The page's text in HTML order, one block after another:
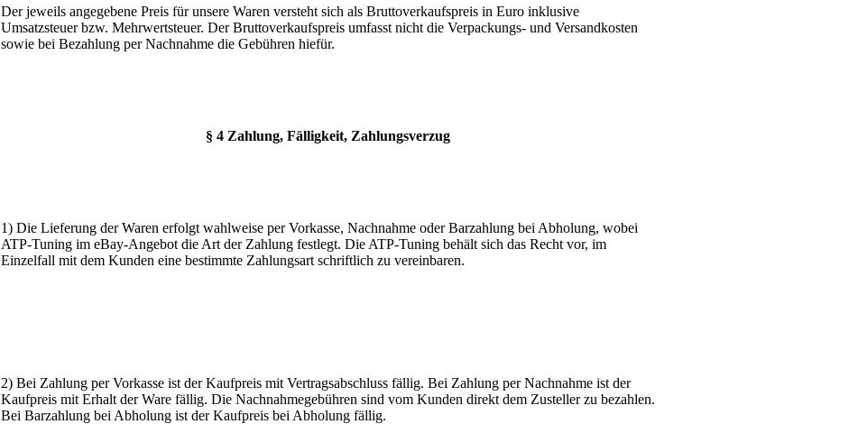
Der jeweils angegebene Preis für unsere Waren versteht sich als Bruttoverkaufspreis in Euro inklusive
Umsatzsteuer bzw. Mehrwertsteuer. Der Bruttoverkaufspreis umfasst nicht die Verpackungs- und Versandkosten
sowie bei Bezahlung per Nachnahme die Gebühren hiefür.
§ 4 Zahlung, Fälligkeit, Zahlungsverzug
1) Die Lieferung der Waren erfolgt wahlweise per Vorkasse, Nachnahme oder Barzahlung bei Abholung, wobei
ATP-Tuning im eBay-Angebot die Art der Zahlung festlegt. Die ATP-Tuning behält sich das Recht vor, im
Einzelfall mit dem Kunden eine bestimmte Zahlungsart schriftlich zu vereinbaren.
2) Bei Zahlung per Vorkasse ist der Kaufpreis mit Vertragsabschluss fällig. Bei Zahlung per Nachnahme ist der
Kaufpreis mit Erhalt der Ware fällig. Die Nachnahmegebühren sind vom Kunden direkt dem Zusteller zu bezahlen.
Bei Barzahlung bei Abholung ist der Kaufpreis bei Abholung fällig.